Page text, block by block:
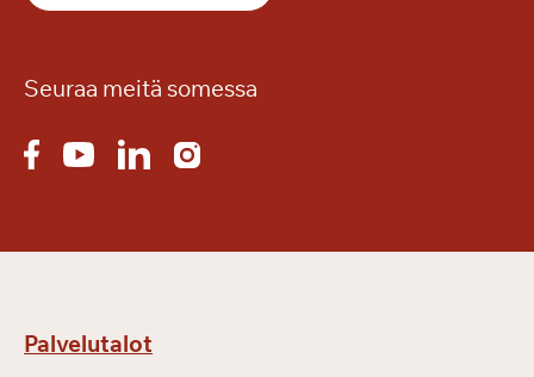
Seuraa meitä somessa
Palvelutalot